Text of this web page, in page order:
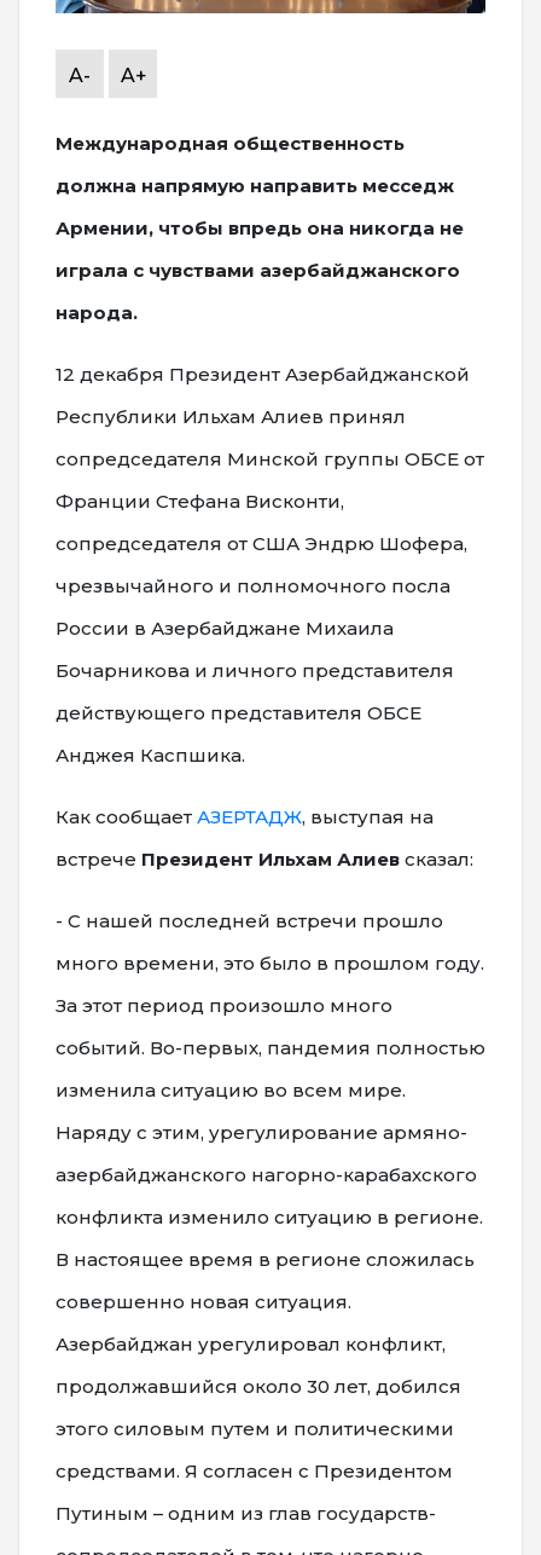
A- A+
Международная общественность
должна напрямую направить месседж
Армении, чтобы впредь она никогда не
играла с чувствами азербайджанского
народа.
12 декабря Президент Азербайджанской
Республики Ильхам Алиев принял
сопредседателя Минской группы ОБСЕ от
Франции Стефана Висконти,
сопредседателя от США Эндрю Шофера,
чрезвычайного и полномочного посла
России в Азербайджане Михаила
Бочарникова и личного представителя
действующего представителя ОБСЕ
Анджея Каспшика.
Как сообщает АЗЕРТАДЖ, выступая на
встрече Президент Ильхам Алиев сказал:
- С нашей последней встречи прошло
много времени, это было в прошлом году.
За этот период произошло много
событий. Во-первых, пандемия полностью
изменила ситуацию во всем мире.
Наряду с этим, урегулирование армяно-
азербайджанского нагорно-карабахского
конфликта изменило ситуацию в регионе.
В настоящее время в регионе сложилась
совершенно новая ситуация.
Азербайджан урегулировал конфликт,
продолжавшийся около 30 лет, добился
этого силовым путем и политическими
средствами. Я согласен с Президентом
Путиным – одним из глав государств-